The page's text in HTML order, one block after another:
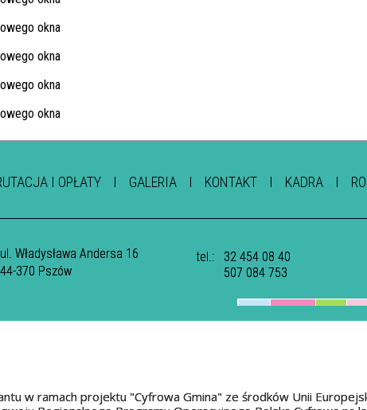
I OPŁATY GALERIA KONTAKT KADRA
ul. Władysława Andersa 16
44-370 Pszów
tel.:
32 454 08 40
507 084 753
w ramach projektu "Cyfrowa Gmina" ze środków Unii